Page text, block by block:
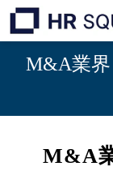
M&A業界
M&A